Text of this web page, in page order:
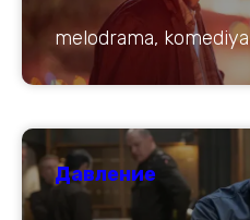
melodrama, komediya
Давление